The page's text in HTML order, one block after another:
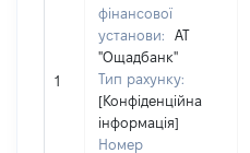
1
фінансової
установи:
АТ
"Ощадбанк"
Тип рахунку:
[Конфіденційна
інформація]
Номер